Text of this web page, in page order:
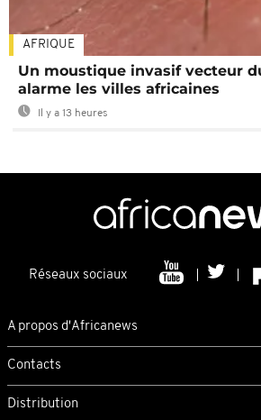
AFRIQUE
Un moustique invasif vecteur
alarme les villes africaines
Il y a 13 heures
Réseaux sociaux
A propos d'Africanews
Contacts
Distribution